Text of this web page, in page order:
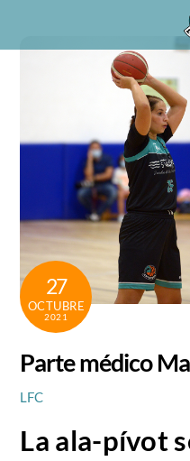
27
OCTUBRE
2021
Parte médico
LFC
La ala-pívot